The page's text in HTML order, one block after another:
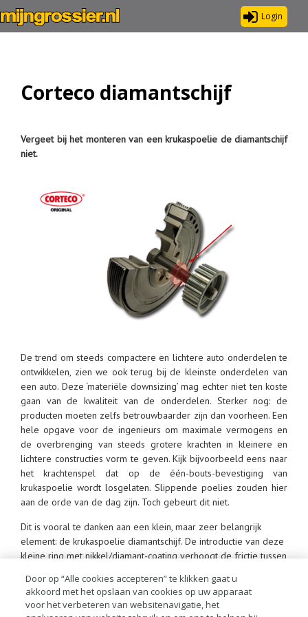
Login
Corteco diamantschijf
Vergeet bij het monteren van een krukaspoelie de diamantschijf
niet.
De trend om steeds compactere en lichtere auto onderdelen te
ontwikkelen, zien we ook terug bij de kleinste onderdelen van
een auto. Deze ‘materiële downsizing’ mag echter niet ten koste
gaan van de kwaliteit van de onderdelen. Sterker nog: de
producten moeten zelfs betrouwbaarder zijn dan voorheen. Een
hele opgave voor de ingenieurs om maximale vermogens en
de overbrenging van steeds grotere krachten in kleinere en
lichtere constructies vorm te geven. Kijk bijvoorbeeld eens naar
het krachtenspel dat op de één-bouts-bevestiging van
krukaspoelie wordt losgelaten. Slippende poelies zouden hier
aan de orde van de dag zijn. Toch gebeurt dit niet.
Dit is vooral te danken aan een klein, maar zeer belangrijk
element: de krukaspoelie diamantschijf. De introductie van deze
kleine ring met nikkel/diamant-coating verhoogt de frictie tussen
verhoogt de levensduur van alle onderdelen.
Let op:
Door op “Alle cookies accepteren” te klikken gaat u
akkoord met het opslaan van cookies op uw apparaat
voor het verbeteren van websitenavigatie, het